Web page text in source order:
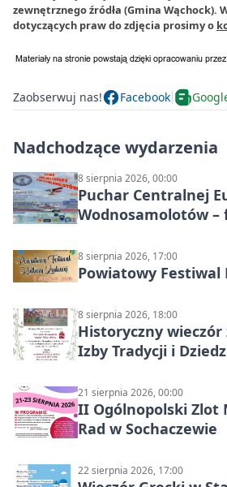
zewnętrznego źródła (Gmina Wąchock).
dotyczących praw do zdjęcia prosimy o
Zaobserwuj nas! Facebook
Nadchodzące wydarzenia
8 sierpnia 2026, 00:00
Puchar Centralnej
Wodnosamolotów –
8 sierpnia 2026, 17:00
Powiatowy
8 sierpnia 2026, 18:00
Historyczny wieczór
Izby Tradycji i
Gęburą
21 sierpnia 2026, 00:00
II Ogólnopolski Zlot
Rad w Sochaczewie
22 sierpnia 2026, 17:00